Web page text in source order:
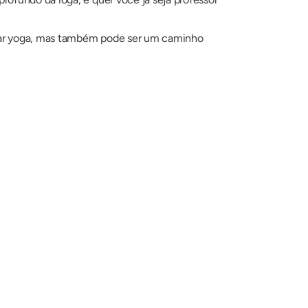
yoga, mas também pode ser um caminho